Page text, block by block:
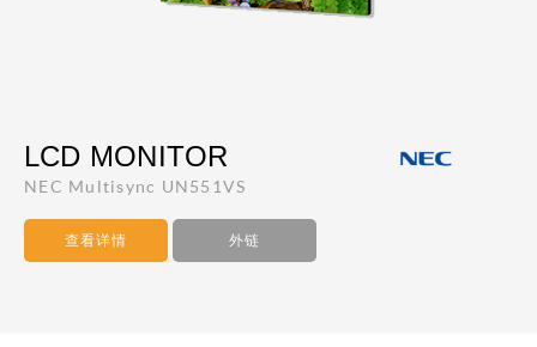
LCD MONITOR
NEC Multisync UN551VS
查看详情 外链